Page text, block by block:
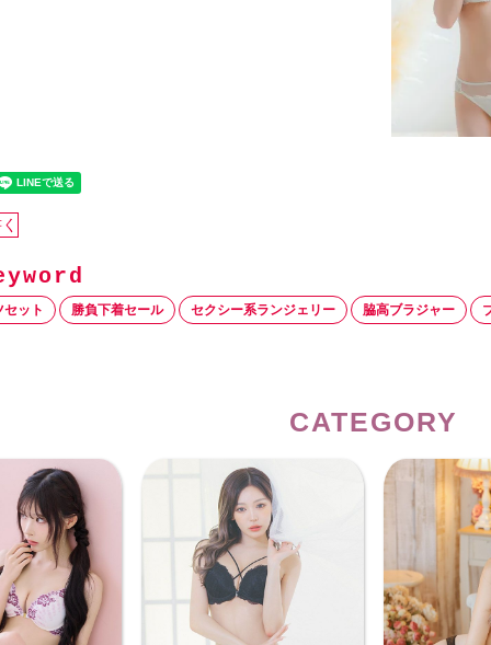
ット 勝負下着セール セクシー系ランジェリー 脇高ブラジャー
CATEGORY